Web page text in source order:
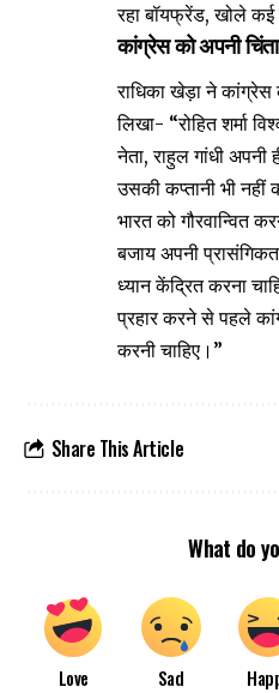
रहा बॉयफ्रेंड, खोले
कांग्रेस को अपनी
राधिका खेड़ा ने कांग्रेस
लिखा- “रोहित शर्मा
नेता, राहुल गांधी अपनी
उसकी कप्तानी भी
भारत को गौरवान्वित
बजाय अपनी
ध्यान केंद्रित करना
प्रहार करने से पहले
करनी चाहिए।”
Share This Article
What do
Love Sad